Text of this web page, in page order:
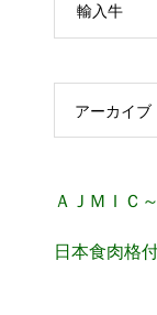
輸入牛
アーカイブ
ＡＪＭＩＣ
日本食肉格